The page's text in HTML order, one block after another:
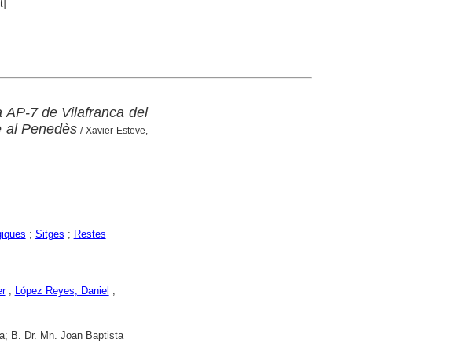
AP-7 de Vilafranca del
al Penedès / Xavier Esteve,
; Sitges ; Restes
; López Reyes, Daniel ;
B. Dr. Mn. Joan Baptista